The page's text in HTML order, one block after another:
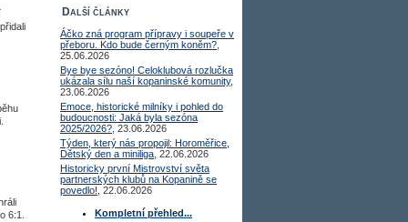
6:1.
Další články
Áčko zná program přípravy i soupeře v
přeboru. Kdo bude černým koněm?
25.06.2026
Bye bye sezóno! Celoklubová rozlučka
ukázala sílu naší kopaninské komunity,
23.06.2026
Emoce, historické milníky i pohled do
budoucnosti: Jaká byla sezóna
2025/2026? , 23.06.2026
Týden, který nás propojil: Horoměřice,
Dětský den a miniliga , 22.06.2026
Historicky první Mistrovství světa
partnerských klubů na Kopanině se
povedlo! , 22.06.2026
Kompletní přehled...